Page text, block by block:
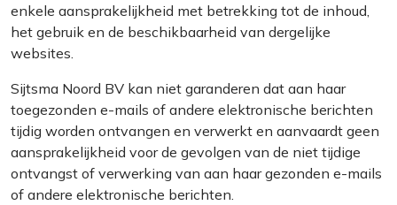
enkele aansprakelijkheid met betrekking tot de inhoud,
het gebruik en de beschikbaarheid van dergelijke
websites.
Sijtsma Noord BV kan niet garanderen dat aan haar
toegezonden e-mails of andere elektronische berichten
tijdig worden ontvangen en verwerkt en aanvaardt geen
aansprakelijkheid voor de gevolgen van de niet tijdige
ontvangst of verwerking van aan haar gezonden e-mails
of andere elektronische berichten.